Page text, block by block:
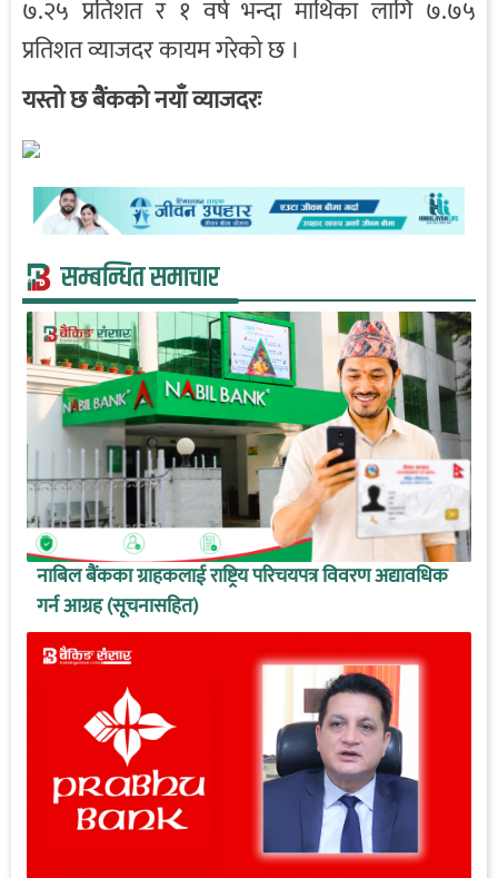
७.२५ प्रतिशत र १ वर्ष भन्दा माथिका लागि ७.७५
प्रतिशत व्याजदर कायम गरेको छ ।
यस्तो छ बैंकको नयाँ व्याजदरः
सम्बन्धित समाचार
नाबिल बैंकका ग्राहकलाई राष्ट्रिय परिचयपत्र विवरण अद्यावधिक
गर्न आग्रह (सूचनासहित)